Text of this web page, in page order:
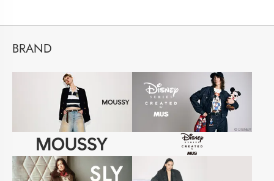
BRAND